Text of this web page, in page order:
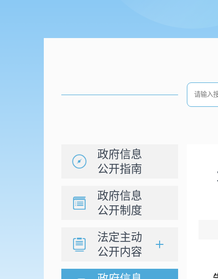
政府信息
公开指南
政府信息
公开制度
法定主动
公开内容